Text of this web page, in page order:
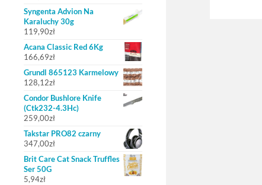
Syngenta Advion Na
Karaluchy 30g
119,90zł
Acana Classic Red 6Kg
166,69zł
Grundl 865123 Karmelowy
128,12zł
Condor Bushlore Knife
(Ctk232-4.3Hc)
259,00zł
Takstar PRO82 czarny
347,00zł
Brit Care Cat Snack Truffles
Ser 50G
5,94zł